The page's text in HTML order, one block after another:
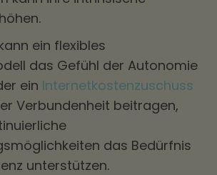
ein flexibles
das Gefühl der Autonomie
ein Internetkostenzuschuss
Verbundenheit beitragen,
das Bedürfnis
unterstützen.